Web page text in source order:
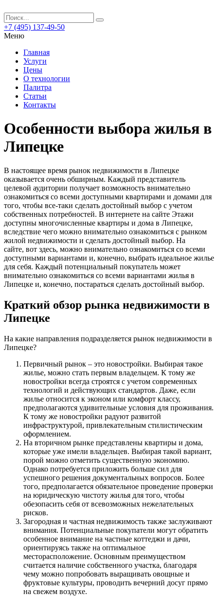
+7 (495) 137-49-50
Меню
Главная
Услуги
Цены
О технологии
Палитра
Статьи
Контакты
Особенности выбора жилья в
Липецке
В настоящее время рынок недвижимости в Липецке
оказывается очень обширным. Каждый представитель
целевой аудитории получает возможность внимательно
ознакомиться со всеми доступными квартирами и домами для
того, чтобы все-таки сделать достойный выбор с учетом
собственных потребностей. В интернете на сайте Этажи
доступны многочисленные квартиры и дома в Липецке,
вследствие чего можно внимательно ознакомиться с рынком
жилой недвижимости и сделать достойный выбор. На
сайте, вот здесь, можно внимательно ознакомиться со всеми
доступными вариантами и, конечно, выбрать идеальное жилье
для себя. Каждый потенциальный покупатель может
внимательно ознакомиться со всеми вариантами жилья в
Липецке и, конечно, постараться сделать достойный выбор.
Краткий обзор рынка недвижимости в
Липецке
На какие направления подразделяется рынок недвижимости в
Липецке?
Первичный рынок – это новостройки. Выбирая такое
жилье, можно стать первым владельцем. К тому же
новостройки всегда строятся с учетом современных
технологий и действующих стандартов. Даже, если
жилье относится к эконом или комфорт классу,
предполагаются удивительные условия для проживания.
К тому же новостройки радуют развитой
инфраструктурой, привлекательным стилистическим
оформлением.
На вторичном рынке представлены квартиры и дома,
которые уже имели владельцев. Выбирая такой вариант,
порой можно отметить существенную экономию.
Однако потребуется приложить больше сил для
успешного решения документальных вопросов. Более
того, предполагается обязательное проведение проверки
на юридическую чистоту жилья для того, чтобы
обезопасить себя от всевозможных нежелательных
рисков.
Загородная и частная недвижимость также заслуживают
внимания. Потенциальные покупатели могут обратить
особенное внимание на частные коттеджи и дачи,
ориентируясь также на оптимальное
месторасположение. Основным преимуществом
считается наличие собственного участка, благодаря
чему можно попробовать выращивать овощные и
фруктовые культуры, проводить вечерний досуг прямо
на свежем воздухе.